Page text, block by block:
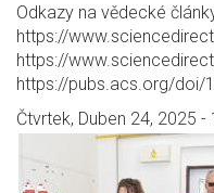
Odkazy na vědecké
https://
https://
https://pubs.acs.org/doi/
Čtvrtek, Duben 24, 2025 -